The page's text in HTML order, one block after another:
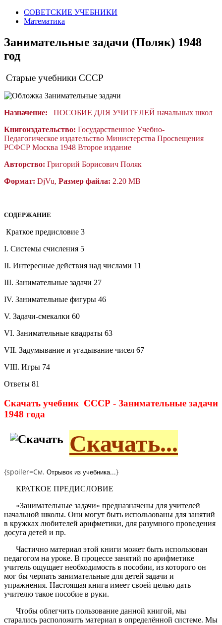
СОВЕТСКИЕ УЧЕБНИКИ
Математика
Занимательные задачи (Поляк) 1948
год
Старые учебники СССР
Назначение:
ПОСОБИЕ ДЛЯ УЧИТЕЛЕЙ начальных школ
Книгоиздательство: Государственное Учебно-
Педагогическое издательство Министерства Просвещения
РСФСР Москва 1948 Второе издание
Авторство: Григорий Борисович Поляк
Формат: DjVu, Размер файла: 2.20 MB
СОДЕРЖАНИЕ
Краткое предисловие 3
I. Системы счисления 5
II. Интересные действия над числами 11
III. Занимательные задачи 27
IV. Занимательные фигуры 46
V. Задачи-смекалки 60
VI. Занимательные квадраты 63
VII. Задумывание и угадывание чисел 67
VIII. Игры 74
Ответы 81
Скачать учебник СССР - Занимательные задачи
1948 года
Скачать...
{spoiler=См. Отрывок из учебника...}
КРАТКОЕ ПРЕДИСЛОВИЕ
«Занимательные задачи» предназначены для учителей
начальной школы. Они могут быть использованы для занятий
в кружках любителей арифметики, для разумного проведения
досуга детей и пр.
Частично материал этой книги может быть использован
педагогом на уроке. В процессе занятий по арифметике
учитель ощущает необходимость в пособии, из которого он
мог бы черпать занимательные для детей задачи и
упражнения. Настоящая книга имеет своей целью дать
учителю такое пособие в руки.
Чтобы облегчить пользование данной книгой, мы
старались расположить материал в определённой системе. Мы